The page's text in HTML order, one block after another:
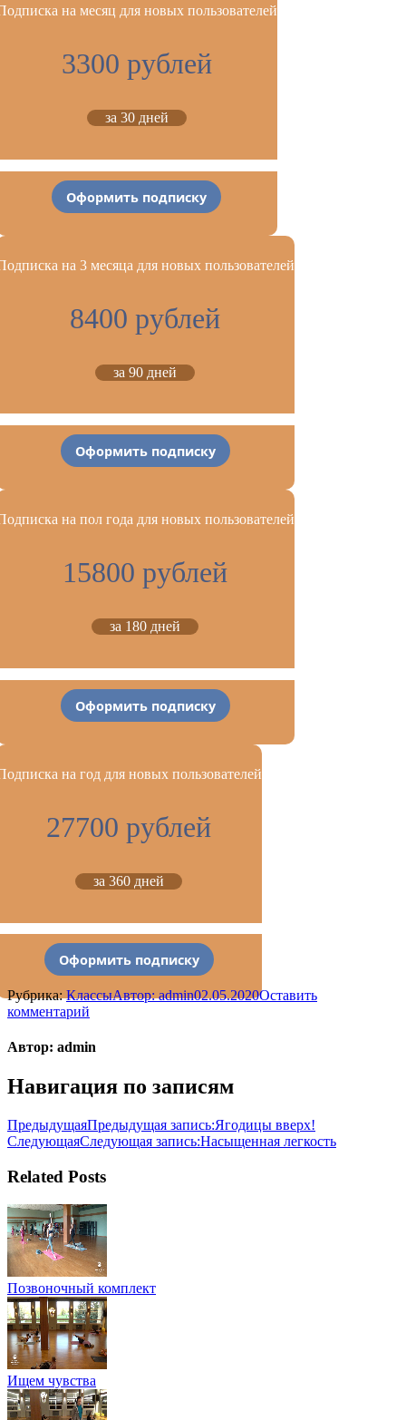
на месяц для новых пользователей
3300 рублей
за 30 дней
Оформить подписку
на 3 месяца для новых пользователей
8400 рублей
за 90 дней
Оформить подписку
на пол года для новых пользователей
15800 рублей
за 180 дней
Оформить подписку
на год для новых пользователей
27700 рублей
за 360 дней
Оформить подписку
Рубрика:КлассыАвтор:admin02.05.2020Оставить
комментарий
Автор: admin
Навигация по записям
ПредыдущаяПредыдущая запись:Ягодицы вверх!
СледующаяСледующая запись:Насыщенная легкость
Related Posts
Позвоночный комплект
Ищем чувства